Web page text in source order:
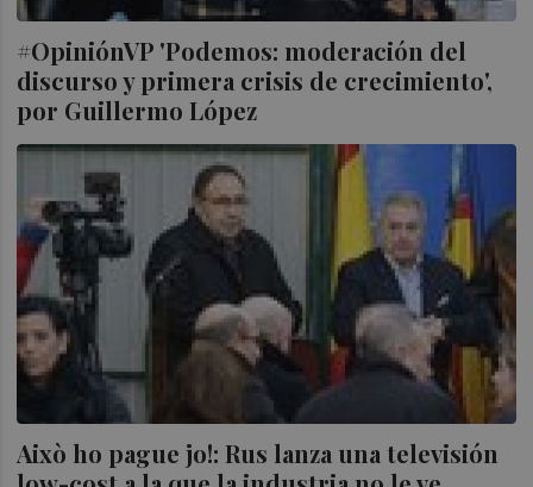
#OpiniónVP 'Podemos: moderación del
discurso y primera crisis de crecimiento',
por Guillermo López
Això ho pague jo!: Rus lanza una televisión